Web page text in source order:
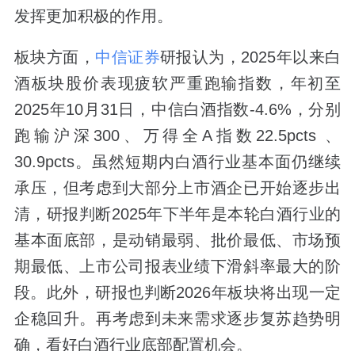
发挥更加积极的作用。
板块方面， 中信证券研报认为，2025年以来白
酒板块股价表现疲软严重跑输指数，年初至
2025年10月31日，中信白酒指数-4.6%，分别
跑输沪深300、万得全A指数22.5pcts 、
30.9pcts。虽然短期内白酒行业基本面仍继续
承压，但考虑到大部分上市酒企已开始逐步出
清，研报判断2025年下半年是本轮白酒行业的
基本面底部，是动销最弱、批价最低、市场预
期最低、上市公司报表业绩下滑斜率最大的阶
段。此外，研报也判断2026年板块将出现一定
企稳回升。再考虑到未来需求逐步复苏趋势明
确，看好白酒行业底部配置机会。